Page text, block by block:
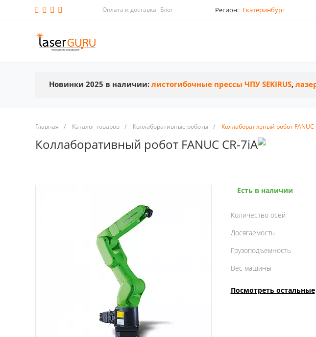
Оплата и доставка Блог Регион: Екатеринбург
Новинки 2025 в наличии: листогибочные прессы ЧПУ SEKIRUS,
Главная / Каталог товаров / Коллаборативные роботы / Коллаборативный робот FANUC
Коллаборативный робот FANUC CR-7iA
Есть в наличии
Количество осей
Досягаемость
Грузоподъемность
Вес машины
Посмотреть остальные